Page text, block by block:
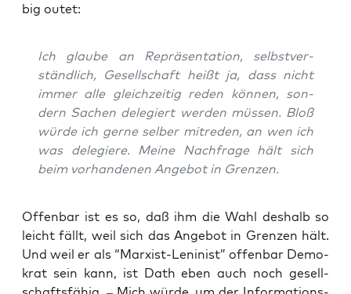
big outet:
Ich glau­be an Reprä­sen­ta­ti­on, selbst­ver­
ständ­lich, Gesell­schaft heißt ja, dass nicht
immer alle gleich­zei­tig reden kön­nen, son­
dern Sachen dele­giert wer­den müs­sen. Bloß
wür­de ich ger­ne sel­ber mit­re­den, an wen ich
was dele­gie­re. Mei­ne Nach­fra­ge hält sich
beim vor­han­de­nen Ange­bot in Grenzen.
Offen­bar ist es so, daß ihm die Wahl des­halb so
leicht fällt, weil sich das Ange­bot in Gren­zen hält.
Und weil er als “Mar­xist-Leni­nist” offen­bar Demo­
krat sein kann, ist Dath eben auch noch gesell­